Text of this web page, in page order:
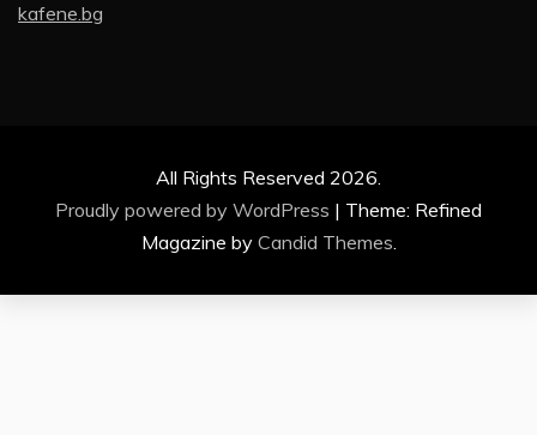
kafene.bg
All Rights Reserved 2026.
Proudly powered by WordPress | Theme: Refined
Magazine by Candid Themes.